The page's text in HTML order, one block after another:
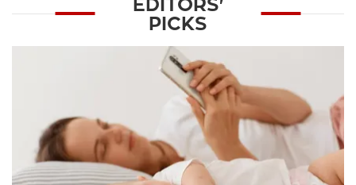
EDITORS'
PICKS